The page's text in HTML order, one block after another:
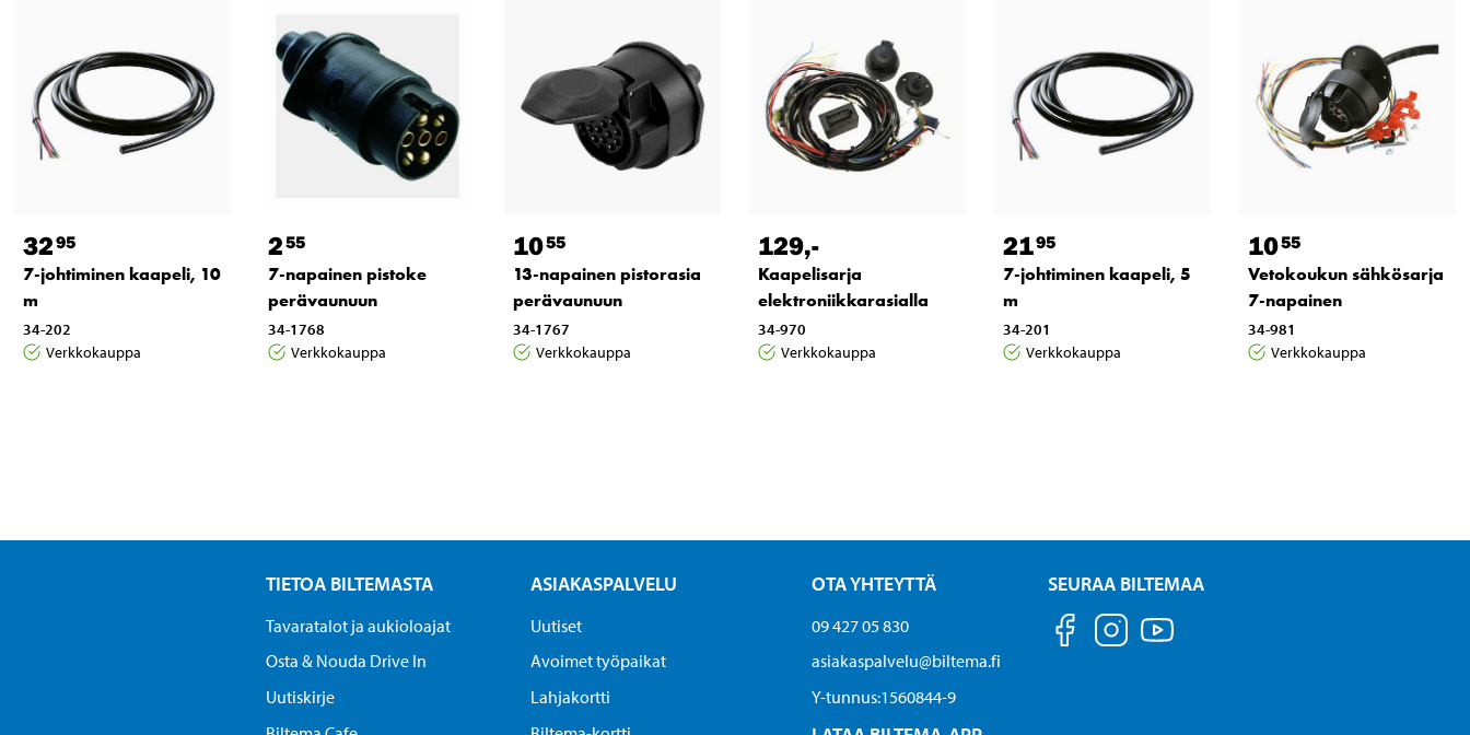
3295
7-johtiminen kaapeli, 10
m
34-202
Verkkokauppa
255
7-napainen pistoke
perävaunuun
34-1768
Verkkokauppa
1055
13-napainen pistorasia
perävaunuun
34-1767
Verkkokauppa
129,-
Kaapelisarja
elektroniikkarasialla
34-970
Verkkokauppa
2195
7-johtiminen kaapeli, 5
m
34-201
Verkkokauppa
1055
Vetokoukun sähkösarja
7-napainen
34-981
Verkkokauppa
TIETOA BILTEMASTA
Tavaratalot ja aukioloajat
Osta & Nouda Drive In
Uutiskirje
ASIAKASPALVELU
Uutiset
Avoimet työpaikat
Lahjakortti
OTA YHTEYTTÄ
09 427 05 830
asiakaspalvelu@biltema.fi
Y-tunnus:1560844-9
SEURAA BILTEMAA